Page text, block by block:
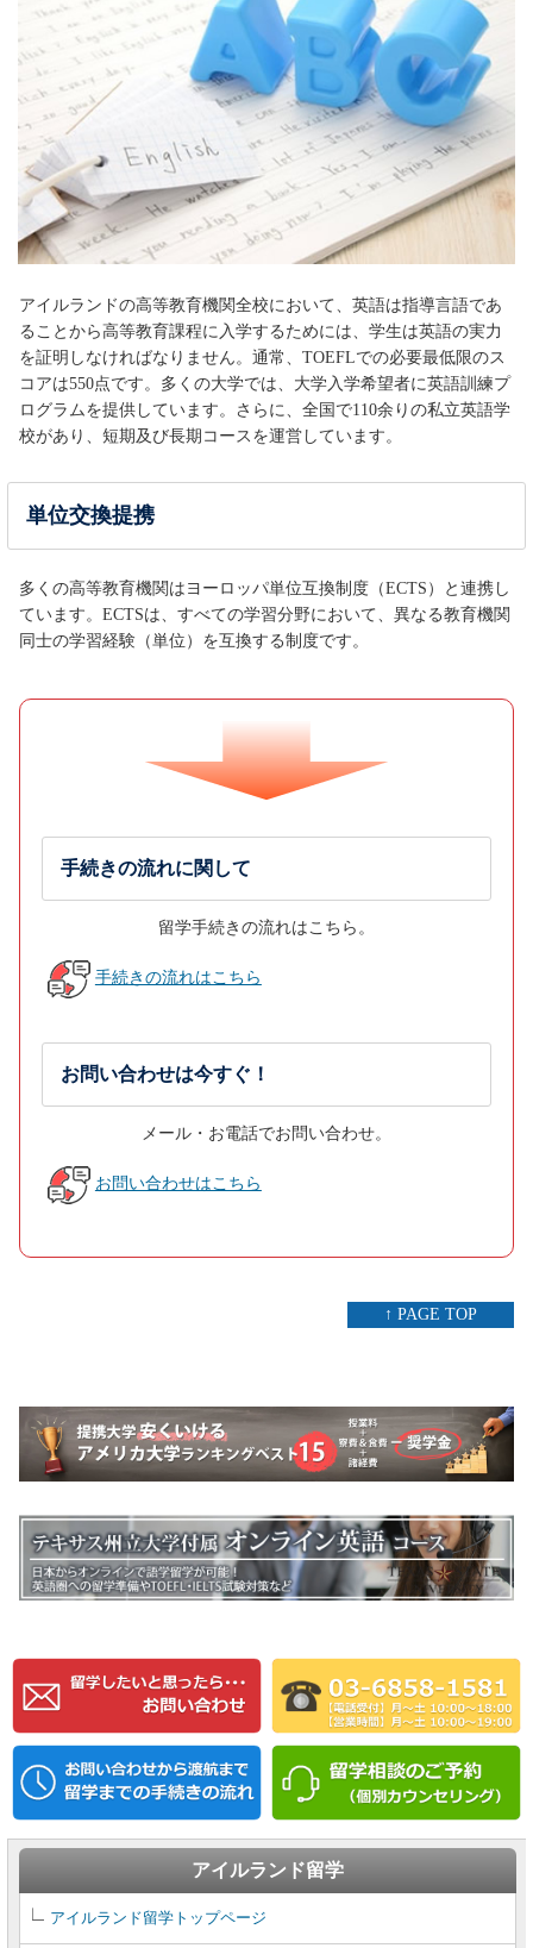
アイルランドの高等教育機関全校において、英語は指導言語であ
ることから高等教育課程に入学するためには、学生は英語の実力
を証明しなければなりません。通常、TOEFLでの必要最低限のス
コアは550点です。多くの大学では、大学入学希望者に英語訓練プ
ログラムを提供しています。さらに、全国で110余りの私立英語学
校があり、短期及び長期コースを運営しています。
単位交換提携
多くの高等教育機関はヨーロッパ単位互換制度（ECTS）と連携し
ています。ECTSは、すべての学習分野において、異なる教育機関
同士の学習経験（単位）を互換する制度です。
手続きの流れに関して
留学手続きの流れはこちら。
手続きの流れはこちら
お問い合わせは今すぐ！
メール・お電話でお問い合わせ。
お問い合わせはこちら
↑ PAGE TOP
アイルランド留学
アイルランド留学トップページ